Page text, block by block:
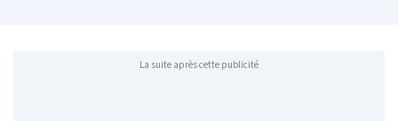
La suite après cette publicité